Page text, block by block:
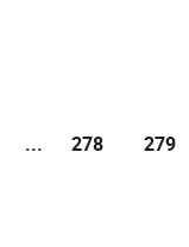
... 278 279